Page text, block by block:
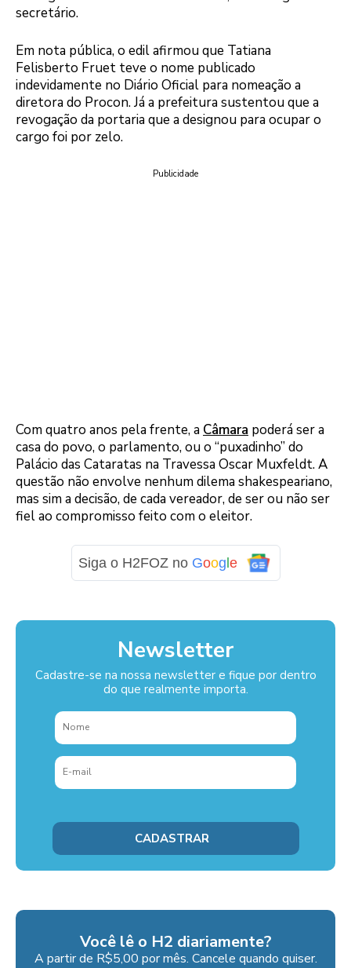
secretário.
Em nota pública, o edil afirmou que Tatiana
Felisberto Fruet teve o nome publicado
indevidamente no Diário Oficial para nomeação a
diretora do Procon. Já a prefeitura sustentou que a
revogação da portaria que a designou para ocupar o
cargo foi por zelo.
Publicidade
Com quatro anos pela frente, a Câmara poderá ser a
casa do povo, o parlamento, ou o “puxadinho” do
Palácio das Cataratas na Travessa Oscar Muxfeldt. A
questão não envolve nenhum dilema shakespeariano,
mas sim a decisão, de cada vereador, de ser ou não ser
fiel ao compromisso feito com o eleitor.
Siga o H2FOZ no Goog e
Newsletter
Cadastre-se na nossa newsletter e fique por dentro
do que realmente importa.
Você lê o H2 diariamente?
A partir de R$5,00 por mês. Cancele quando quiser.